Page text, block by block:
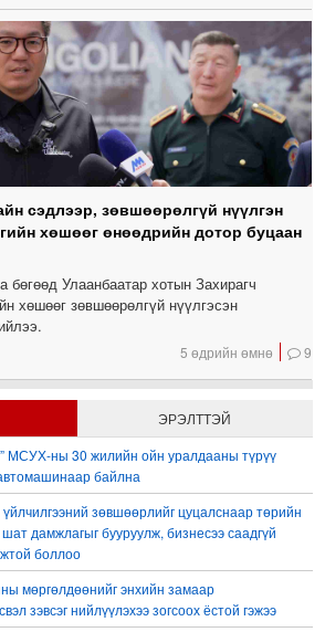
сэдлээр, зөвшөөрөлгүй нүүлгэн
хөшөөг өнөөдрийн дотор буцаан
бөгөөд Улаанбаатар хотын Захирагч
хөшөөг зөвшөөрөлгүй нүүлгэсэн
5 өдрийн өмнө 9
ЭРЭЛТТЭЙ
МСУХ-ны 30 жилийн ойн уралдааны түрүү
байлна
зөвшөөрлийг цуцалснаар төрийн
дамжлагыг бууруулж, бизнесээ саадгүй
боллоо
мөргөлдөөнийг энхийн замаар
зэвсэг нийлүүлэхээ зогсоох ёстой гэжээ